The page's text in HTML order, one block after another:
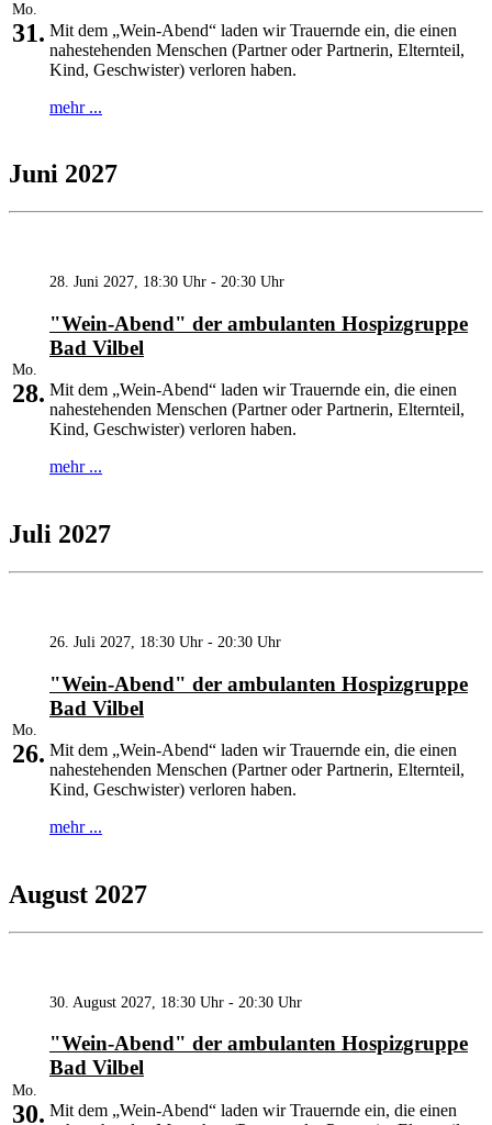
Mo.
31. Mit dem „Wein-Abend“ laden wir Trauernde ein, die einen
nahestehenden Menschen (Partner oder Partnerin, Elternteil,
Kind, Geschwister) verloren haben.
mehr ...
Juni 2027
Mo.
28.
28. Juni 2027, 18:30 Uhr - 20:30 Uhr
"Wein-Abend" der ambulanten Hospizgruppe
Bad Vilbel
Mit dem „Wein-Abend“ laden wir Trauernde ein, die einen
nahestehenden Menschen (Partner oder Partnerin, Elternteil,
Kind, Geschwister) verloren haben.
mehr ...
Juli 2027
Mo.
26.
26. Juli 2027, 18:30 Uhr - 20:30 Uhr
"Wein-Abend" der ambulanten Hospizgruppe
Bad Vilbel
Mit dem „Wein-Abend“ laden wir Trauernde ein, die einen
nahestehenden Menschen (Partner oder Partnerin, Elternteil,
Kind, Geschwister) verloren haben.
mehr ...
August 2027
Mo.
30.
30. August 2027, 18:30 Uhr - 20:30 Uhr
"Wein-Abend" der ambulanten Hospizgruppe
Bad Vilbel
Mit dem „Wein-Abend“ laden wir Trauernde ein, die einen